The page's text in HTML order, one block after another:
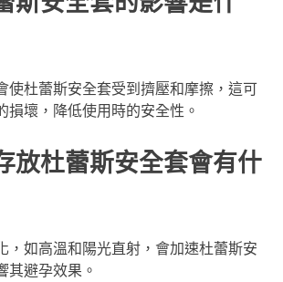
使杜蕾斯安全套受到擠壓和摩擦，這可
損壞，降低使用時的安全性。
放杜蕾斯安全套會有什
，如高溫和陽光直射，會加速杜蕾斯安
其避孕效果。